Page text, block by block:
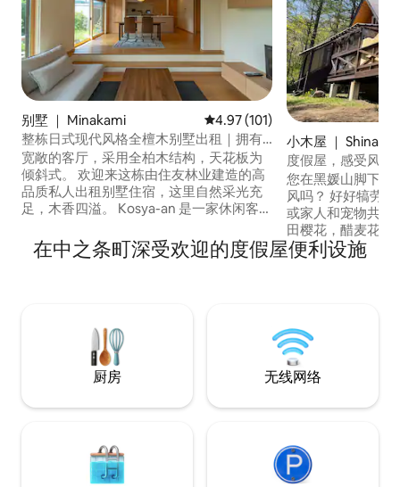
别墅 ｜ Minakami 平均评分 4.97 分（满分 5 分），
4.97 (101)
整栋日式现代风格全檀木别墅出租｜拥有
宽敞空间的别墅｜烧烤、温泉、户外活动
宽敞的客厅，采用全柏木结构，天花板为
倾斜式。 欢迎来这栋由住友林业建造的高
品质私人出租别墅住宿，这里自然采光充
足，木香四溢。 Kosya-an 是一家休闲客
墅，位于群马县美中町。 宽敞的起居室采
用倾斜天花板设计，沐浴在柔和的光线
镰仓（Minakami）应有尽有，包括漂流、
峡谷漂流、立式桨板和划独木舟。这里有
许多观光项目，如采摘水果、徒步旅行和
谷川岳索道，非常适合户外爱好者的团体
亲近大自然的同时享受放松时光。 大楼配
并配备燃气烘干机和设施齐全的厨房，为
长期住宿和工作度假提供舒适的环境。 该
地区随处可见著名的温泉，如汤宿温泉
小木屋 ｜ Shinano
度假屋，感受风
您在黑媛山脚下的
风吗？ 好好犒劳
或家人和宠物共度美好时
田樱花，醋麦花
Nojiri湖玩水
挑战爬黑姬山 冬
的别墅一样使用。 *为婴儿提供婴儿床，为
餐桌提供高脚椅。
我们。 *我们准备了一辆租车（Delica D5
或Pagero Mini）
自驾的人，请使
主的传说。 ※ 黑姬山（Mt. Kurohime）山
坡上出现了一颗心
在中之条町深受欢迎的度假屋便利设施
厨房 无线网络